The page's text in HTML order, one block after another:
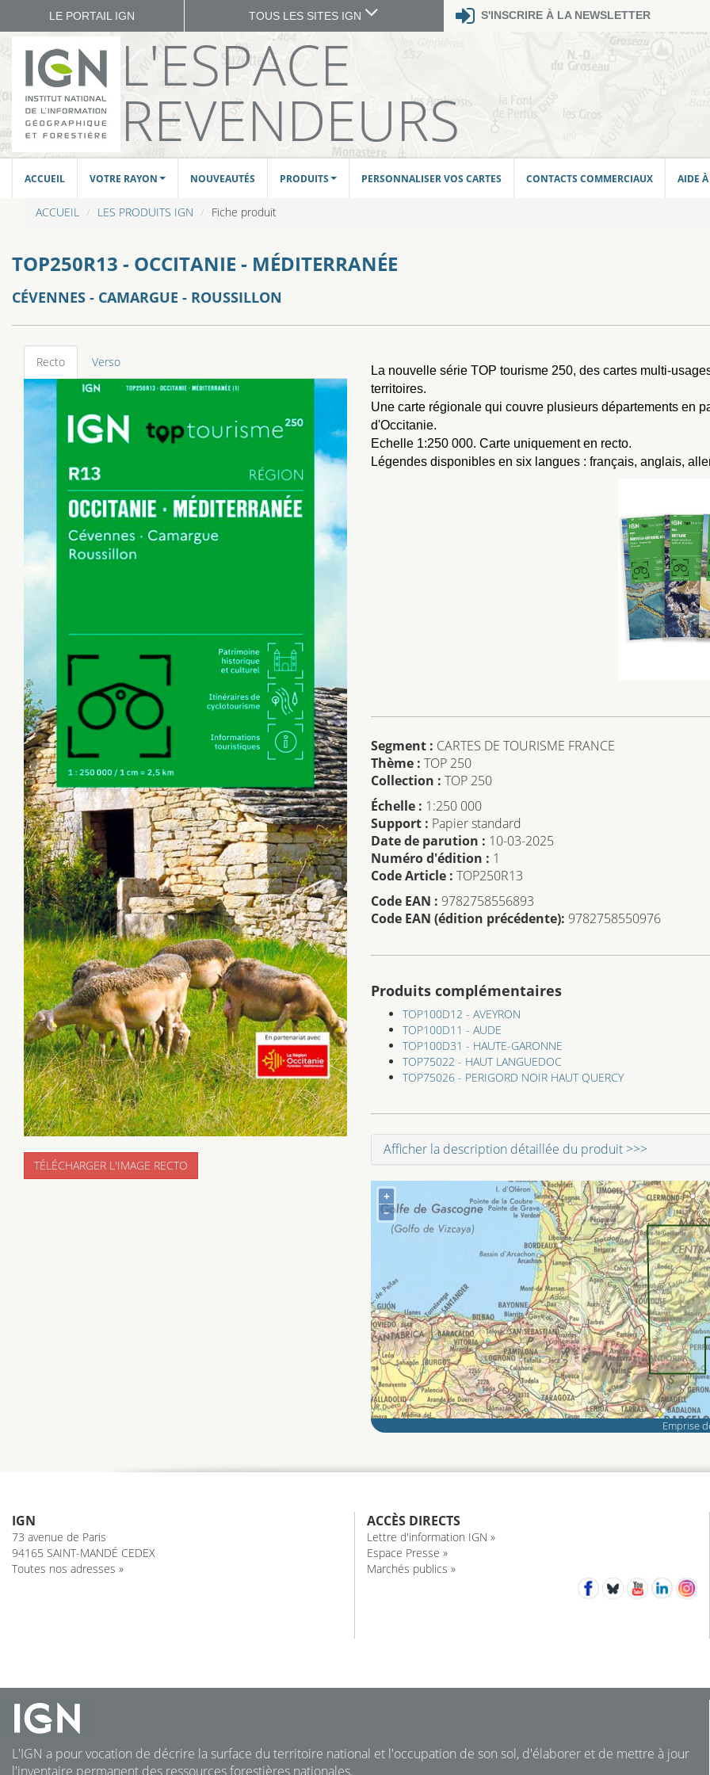
LE PORTAIL IGN TOUS LES SITES IGN S'INSCRIRE À LA NEWSLETTER
L'ESPACE
REVENDEURS
ACCUEIL VOTRE RAYON NOUVEAUTÉS PRODUITS PERSONNALISER VOS CARTES CONTACTS COMMERCIAUX AIDE
ACCUEIL LES PRODUITS IGN Fiche produit
TOP250R13 - OCCITANIE - MÉDITERRANÉE
CÉVENNES - CAMARGUE - ROUSSILLON
Recto Verso
TÉLÉCHARGER L'IMAGE RECTO
La nouvelle série TOP tourisme 250, des cartes multi-
territoires.
Une carte régionale qui couvre plusieurs départements en
d'Occitanie.
Echelle 1:250 000. Carte uniquement en recto.
Légendes disponibles en six langues : français, anglais,
Segment : CARTES DE TOURISME FRANCE
Thème : TOP 250
Collection : TOP 250
Échelle : 1:250 000
Support : Papier standard
Date de parution : 10-03-2025
Numéro d'édition : 1
Code Article : TOP250R13
Code EAN : 9782758556893
Code EAN (édition précédente): 9782758550976
Produits complémentaires
TOP100D12 - AVEYRON
TOP100D11 - AUDE
TOP100D31 - HAUTE-GARONNE
TOP75022 - HAUT LANGUEDOC
TOP75026 - PERIGORD NOIR HAUT QUERCY
Afficher la description détaillée du produit >>>
+
–
Emprise
IGN
73 avenue de Paris
94165 SAINT-MANDÉ CEDEX
Toutes nos adresses »
ACCÈS DIRECTS
Lettre d'information IGN »
Espace Presse »
Marchés publics »
L'IGN a pour vocation de décrire la surface du territoire national et l'occupation de son sol, d'élaborer et de mettre à jour
l'inventaire permanent des ressources forestières nationales.